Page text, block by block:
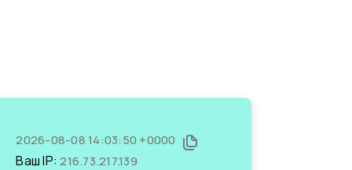
2026-08-08 14:03:50 +0000
Ваш IP:216.73.217.139